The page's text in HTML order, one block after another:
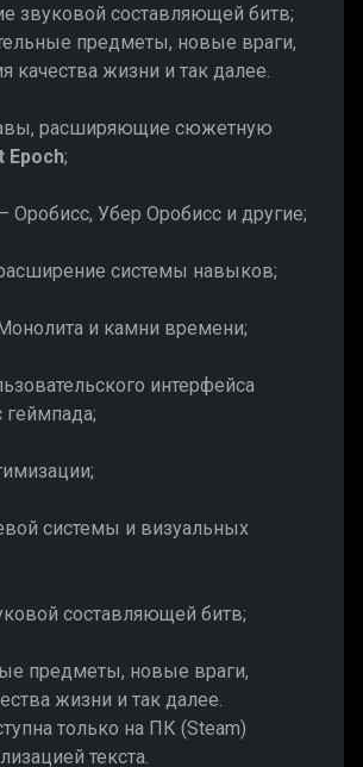
звуковой составляющей битв;
предметы, новые враги,
качества жизни и так далее.
расширяющие сюжетную
Epoch;
Убер Оробисс и другие;
системы навыков;
и камни времени;
интерфейса
геймпада;
системы и визуальных
составляющей битв;
предметы, новые враги,
жизни и так далее.
только на ПК (Steam)
текста.